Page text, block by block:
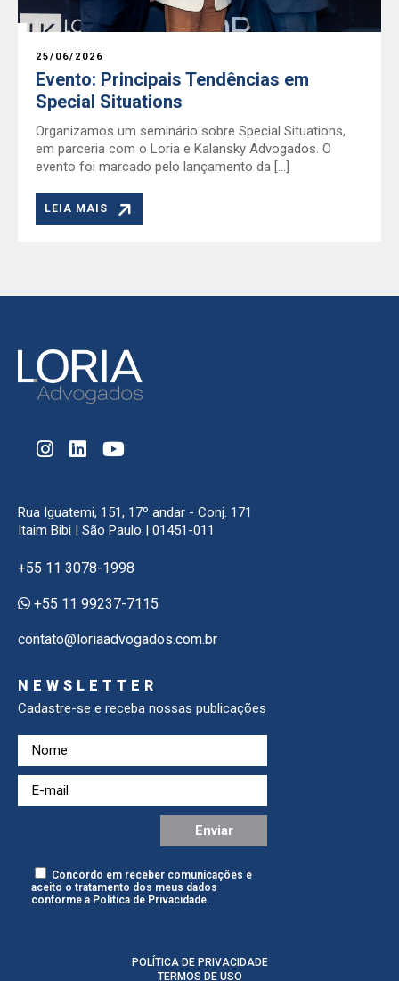
25/06/2026
Evento: Principais Tendências em
Special Situations
Organizamos um seminário sobre Special Situations,
em parceria com o Loria e Kalansky Advogados. O
evento foi marcado pelo lançamento da […]
LEIA MAIS
Rua Iguatemi, 151, 17º andar - Conj. 171
Itaim Bibi | São Paulo | 01451-011
+55 11 3078-1998
+55 11 99237-7115
contato@loriaadvogados.com.br
NEWSLETTER
Cadastre-se e receba nossas publicações
Concordo em receber comunicações e
aceito o tratamento dos meus dados
conforme a Política de Privacidade.
POLÍTICA DE PRIVACIDADE
TERMOS DE USO